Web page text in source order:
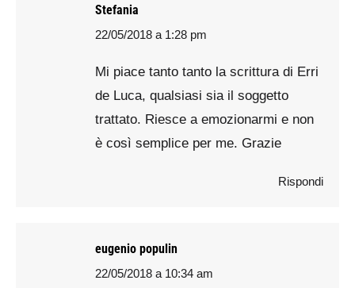
Stefania
says:
22/05/2018 a 1:28 pm
Mi piace tanto tanto la scrittura di Erri
de Luca, qualsiasi sia il soggetto
trattato. Riesce a emozionarmi e non
è così semplice per me. Grazie
Rispondi
eugenio populin
says:
22/05/2018 a 10:34 am